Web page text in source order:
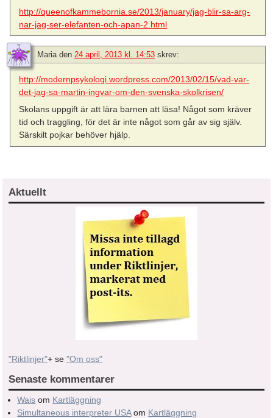
http://queenofkammebornia.se/2013/january/jag-blir-sa-arg-
nar-jag-ser-elefanten-och-apan-2.html
Mariaden 24 april, 2013 kl. 14:53 skrev:
http://modernpsykologi.wordpress.com/2013/02/15/vad-var-
det-jag-sa-martin-ingvar-om-den-svenska-skolkrisen/
Skolans uppgift är att lära barnen att läsa! Något som kräver
tid och traggling, för det är inte något som går av sig själv.
Särskilt pojkar behöver hjälp.
Aktuellt
"Riktlinjer"+ se "Om oss"
Senaste kommentarer
Wais om Kartläggning
Simultaneous interpreter USAom Kartläggning